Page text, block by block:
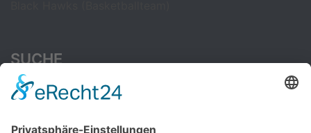
SUCHE
Suchen
nach: